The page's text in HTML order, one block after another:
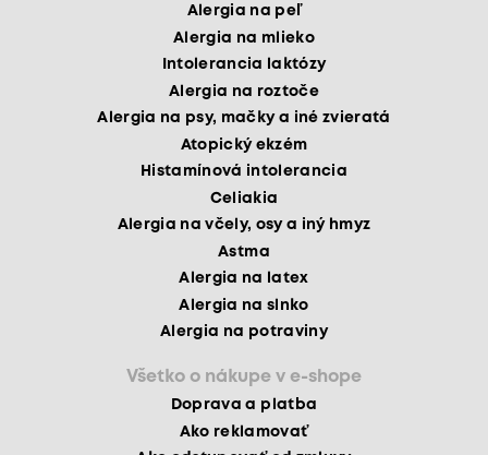
Alergia na peľ
Alergia na mlieko
Intolerancia laktózy
Alergia na roztoče
Alergia na psy, mačky a iné zvieratá
Atopický ekzém
Histamínová intolerancia
Celiakia
Alergia na včely, osy a iný hmyz
Astma
Alergia na latex
Alergia na slnko
Alergia na potraviny
Všetko o nákupe v e-shope
Doprava a platba
Ako reklamovať